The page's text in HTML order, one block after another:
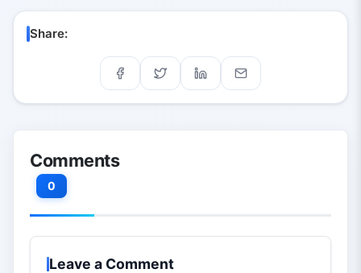
Share:
Comments
0
Leave a Comment